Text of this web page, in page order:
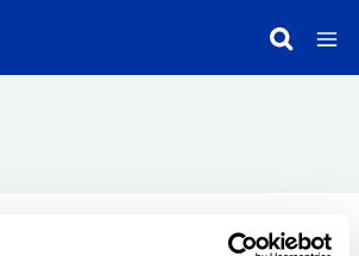
behöver du använda mobilt